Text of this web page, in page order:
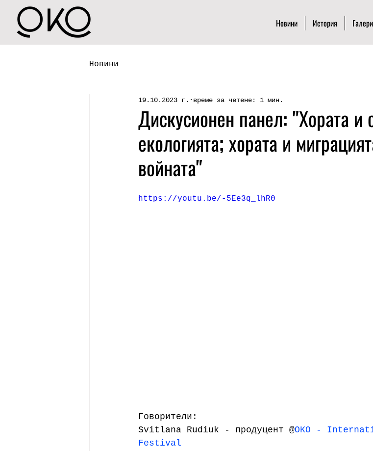
Новини История
Новини
Дискусионен панел: "Хората и
екологията; хората и
войната"
19.10.2023 г. време за четене: 1 мин.
https://youtu.be/-5Ee3q_lhR0
Говорители:
Svitlana Rudiuk - продуцент @ОКО -
Festival